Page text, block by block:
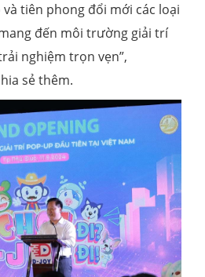
tiên phong đổi mới các loại
đến môi trường giải trí
nghiệm trọn vẹn”,
sẻ thêm.